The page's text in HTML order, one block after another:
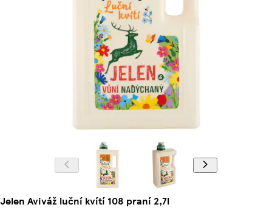
Jelen Aviváž luční kvítí 108 praní 2,7l